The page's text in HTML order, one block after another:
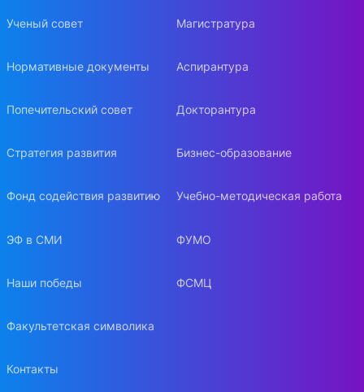
Ученый совет
Нормативные документы
Попечительский совет
Стратегия развития
Фонд содействия развитию
ЭФ в СМИ
Наши победы
Факультетская символика
Контакты
Магистратура
Аспирантура
Докторантура
Бизнес-образование
Учебно-методическая работа
ФУМО
ФСМЦ